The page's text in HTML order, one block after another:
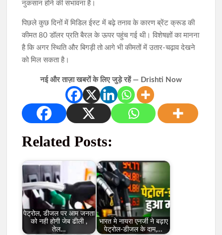
नुकसान होने की संभावना है।
पिछले कुछ दिनों में मिडिल ईस्ट में बढ़े तनाव के कारण ब्रेंट क्रूड की
कीमत 80 डॉलर प्रति बैरल के ऊपर पहुंच गई थी। विशेषज्ञों का मानना
है कि अगर स्थिति और बिगड़ी तो आगे भी कीमतों में उतार-चढ़ाव देखने
को मिल सकता है।
नई और ताज़ा खबरों के लिए जुड़े रहें — Drishti Now
Related Posts:
पेट्रोल, डीजल पर आम जनता
को नही होगी जेब ढीली ,
तेल…
भारत मे नायरा एनर्जी ने बढ़ाए
पेट्रोल-डीजल के दाम,…